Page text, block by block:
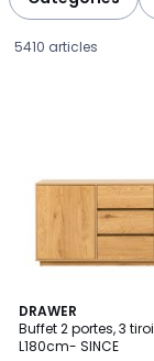
5410 articles
DRAWER
Buffet 2 portes, 3
L180cm- SINCE